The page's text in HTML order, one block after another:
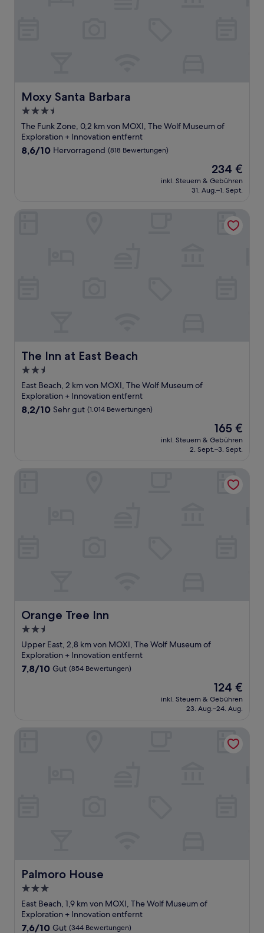
Moxy Santa Barbara
Moxy Santa Barbara
3.5-
Sterne-
Unterkunft
The Funk Zone, 0,2 km von MOXI, The Wolf Museum of
Exploration + Innovation entfernt
8.6
8,6/10 Hervorragend (818 Bewertungen)
Der
Preis
beträgt
234 €
inkl. Steuern & Gebühren
31. Aug.–1. Sept.
The Inn at East Beach
The Inn at East Beach
2.5-
Sterne-
Unterkunft
East Beach, 2 km von MOXI, The Wolf Museum of
Exploration + Innovation entfernt
8.2
Bewertungen)
8,2/10 Sehr gut (1.014 Bewertungen)
Der
Preis
beträgt
165 €
inkl. Steuern & Gebühren
2. Sept.–3. Sept.
Orange Tree Inn
Orange Tree Inn
2.5-
Sterne-
Unterkunft
Upper East, 2,8 km von MOXI, The Wolf Museum of
Exploration + Innovation entfernt
7.8
7,8/10 Gut (854 Bewertungen)
Der
Preis
beträgt
124 €
inkl. Steuern & Gebühren
23. Aug.–24. Aug.
Palmoro House
Palmoro House
3.0-
Sterne-
Unterkunft
East Beach, 1,9 km von MOXI, The Wolf Museum of
Exploration + Innovation entfernt
7.6
7,6/10 Gut (344 Bewertungen)